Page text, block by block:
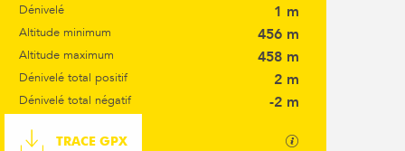
Dénivelé 1 m
Altitude minimum 456 m
Altitude maximum 458 m
Dénivelé total positif 2 m
Dénivelé total négatif -2 m
Documentation
TRACE GPX